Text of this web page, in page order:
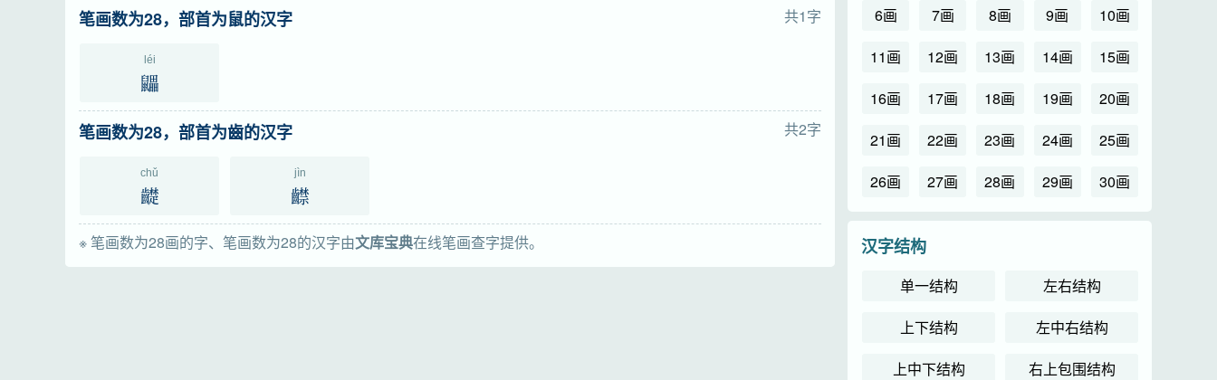
共1字
笔画数为28，部首为鼠的汉字
léi
鼺
共2字
笔画数为28，部首为齒的汉字
chǔ
齼
jìn
齽
※ 笔画数为28画的字、笔画数为28的汉字由文库宝典在线笔画查字提供。
6画
7画 8画 9画
10画
11画
12画 13画 14画
15画
16画
17画 18画 19画
20画
21画
22画 23画 24画
25画
26画
27画 28画 29画 30画
汉字结构
单一结构
左右结构
上下结构
左中右结构
上中下结构
右上包围结构